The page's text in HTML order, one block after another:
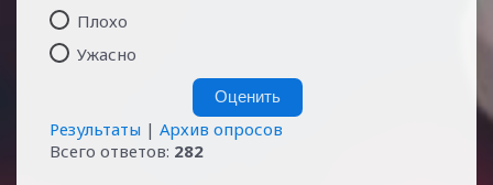
Плохо
Ужасно
Результаты | Архив опросов
Всего ответов: 282